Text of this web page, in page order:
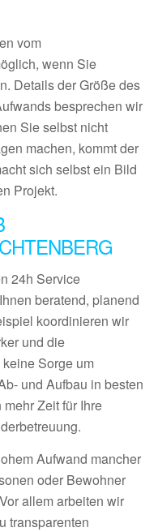
vom
wenn Sie
Details der Größe des
besprechen wir
Sie selbst nicht
machen, kommt der
sich selbst ein Bild
Projekt.
24h Service
beratend, planend
koordinieren wir
und die
Sorge um
und Aufbau in besten
Zeit für Ihre
Aufwand mancher
oder Bewohner
allem arbeiten wir
transparenten